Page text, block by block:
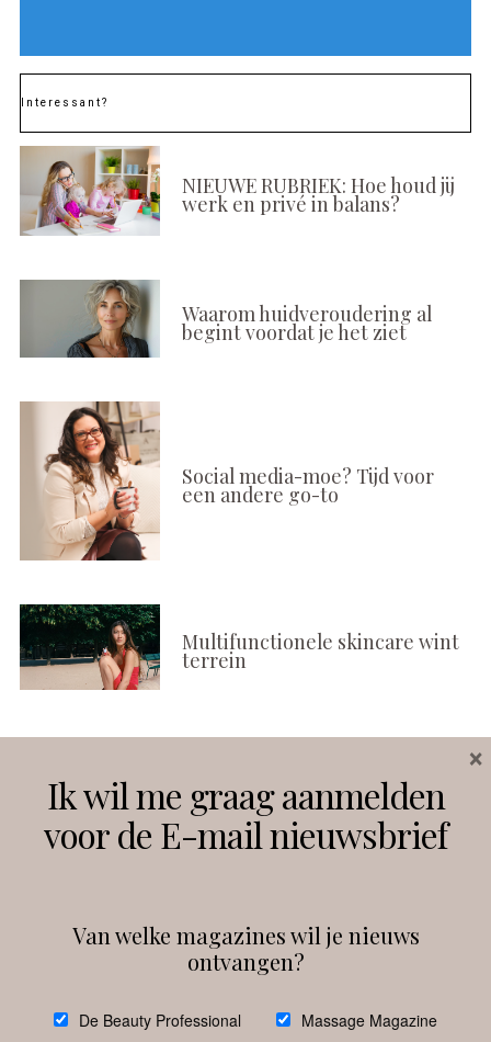
Interessant?
NIEUWE RUBRIEK: Hoe houd jij
werk en privé in balans?
Waarom huidveroudering al
begint voordat je het ziet
Social media-moe? Tijd voor
een andere go-to
Multifunctionele skincare wint
terrein
Instagram Facebook
debeautyprofessional
Ik wil me graag aanmelden
voor de E-mail nieuwsbrief
Van welke magazines wil je nieuws
ontvangen?
De Beauty Professional Massage Magazine
×